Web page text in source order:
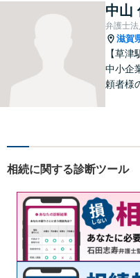
中山
弁護士
滋賀
【草
中小企
頼者様
て、ス
相続に関する診断ツール